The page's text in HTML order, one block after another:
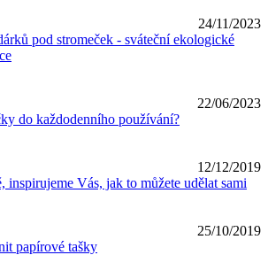
24/11/2023
pod stromeček - sváteční ekologické
22/06/2023
do každodenního používání?
12/12/2019
inspirujeme Vás, jak to můžete udělat sami
25/10/2019
papírové tašky